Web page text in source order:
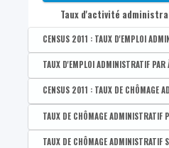
Taux d'activité
CENSUS 2011 : TAUX D'EMPLOI
Disponible par :Commune -
CENSUS 2011 : Taux
CENSUS 2011 : Taux
CENSUS 2011 : Taux
TAUX D'EMPLOI ADMINISTRATIF PAR
Disponible par : Commune -
Taux d'emploi
Taux d'emploi
CENSUS 2011 : TAUX DE CHÔMAGE
Disponible par :Commune -
CENSUS 2011 : Taux de
TAUX DE CHÔMAGE ADMINISTRATIF
Disponible par :Commune -
TAUX DE CHÔMAGE ADMINISTRATIF